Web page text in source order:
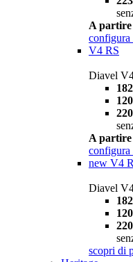
A partire
configura
V4 RS
Diavel
A partire
configura
new V4
Diavel
scopri di